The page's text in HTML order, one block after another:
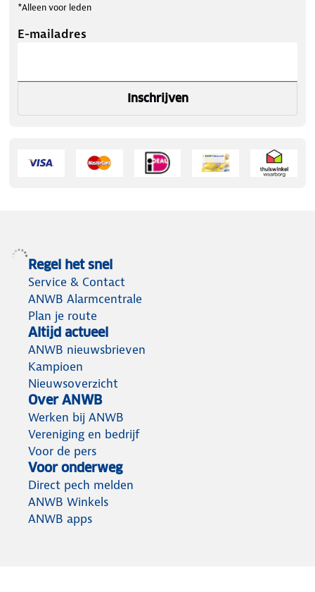
*Alleen voor leden
E-mailadres
Inschrijven
Regel het snel
Service & Contact
ANWB Alarmcentrale
Plan je route
Altijd actueel
ANWB nieuwsbrieven
Kampioen
Nieuwsoverzicht
Over ANWB
Werken bij ANWB
Vereniging en bedrijf
Voor de pers
Voor onderweg
Direct pech melden
ANWB Winkels
ANWB apps